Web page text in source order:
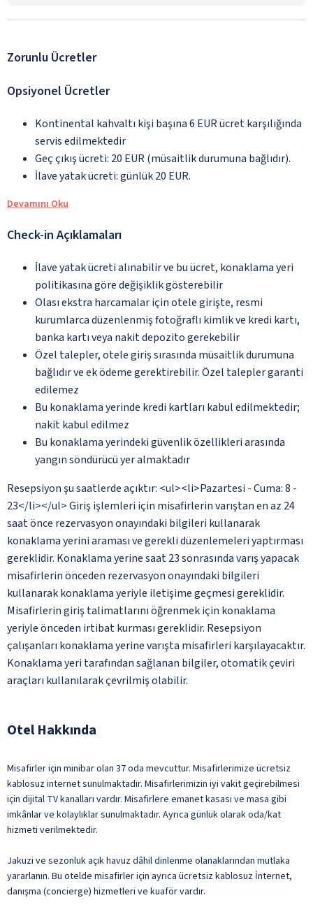
Zorunlu Ücretler
Opsiyonel Ücretler
Kontinental kahvaltı kişi başına 6 EUR ücret karşılığında
servis edilmektedir
Geç çıkış ücreti: 20 EUR (müsaitlik durumuna bağlıdır).
İlave yatak ücreti: günlük 20 EUR.
Devamını Oku
Check-in Açıklamaları
İlave yatak ücreti alınabilir ve bu ücret, konaklama yeri
politikasına göre değişiklik gösterebilir
Olası ekstra harcamalar için otele girişte, resmi
kurumlarca düzenlenmiş fotoğraflı kimlik ve kredi kartı,
banka kartı veya nakit depozito gerekebilir
Özel talepler, otele giriş sırasında müsaitlik durumuna
bağlıdır ve ek ödeme gerektirebilir. Özel talepler garanti
edilemez
Bu konaklama yerinde kredi kartları kabul edilmektedir;
nakit kabul edilmez
Bu konaklama yerindeki güvenlik özellikleri arasında
yangın söndürücü yer almaktadır
Resepsiyon şu saatlerde açıktır: <ul><li>Pazartesi - Cuma: 8 -
23</li></ul> Giriş işlemleri için misafirlerin varıştan en az 24
saat önce rezervasyon onayındaki bilgileri kullanarak
konaklama yerini araması ve gerekli düzenlemeleri yaptırması
gereklidir. Konaklama yerine saat 23 sonrasında varış yapacak
misafirlerin önceden rezervasyon onayındaki bilgileri
kullanarak konaklama yeriyle iletişime geçmesi gereklidir.
Misafirlerin giriş talimatlarını öğrenmek için konaklama
yeriyle önceden irtibat kurması gereklidir. Resepsiyon
çalışanları konaklama yerine varışta misafirleri karşılayacaktır.
Konaklama yeri tarafından sağlanan bilgiler, otomatik çeviri
araçları kullanılarak çevrilmiş olabilir.
Otel Hakkında
Misafirler için minibar olan 37 oda mevcuttur. Misafirlerimize ücretsiz
kablosuz internet sunulmaktadır. Misafirlerimizin iyi vakit geçirebilmesi
için dijital TV kanalları vardır. Misafirlere emanet kasası ve masa gibi
imkânlar ve kolaylıklar sunulmaktadır. Ayrıca günlük olarak oda/kat
hizmeti verilmektedir.
Jakuzi ve sezonluk açık havuz dâhil dinlenme olanaklarından mutlaka
yararlanın. Bu otelde misafirler için ayrıca ücretsiz kablosuz İnternet,
danışma (concierge) hizmetleri ve kuaför vardır.